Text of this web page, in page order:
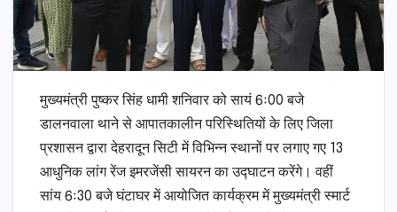
मुख्यमंत्री पुष्कर सिंह धामी शनिवार को सायं 6ः00 बजे
डालनवाला थाने से आपातकालीन परिस्थितियों के लिए जिला
प्रशासन द्वारा देहरादून सिटी में विभिन्न स्थानों पर लगाए गए 13
आधुनिक लांग रेंज इमरजेंसी सायरन का उद्घाटन करेंगे। वहीं
सांय 6ः30 बजे घंटाघर में आयोजित कार्यक्रम में मुख्यमंत्री स्मार्ट